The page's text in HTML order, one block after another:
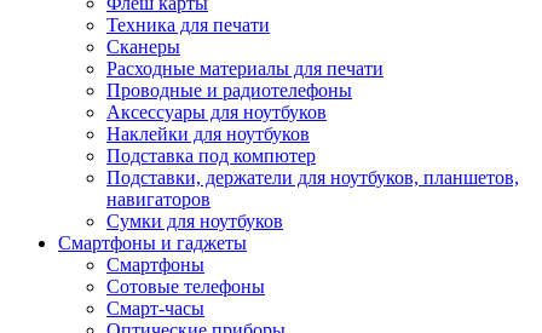
Техника для печати
Сканеры
Расходные материалы для печати
Проводные и радиотелефоны
Аксессуары для ноутбуков
Наклейки для ноутбуков
Подставка под компютер
Подставки, держатели для ноутбуков, планшетов,
навигаторов
Сумки для ноутбуков
Смартфоны и гаджеты
Смартфоны
Сотовые телефоны
Смарт-часы